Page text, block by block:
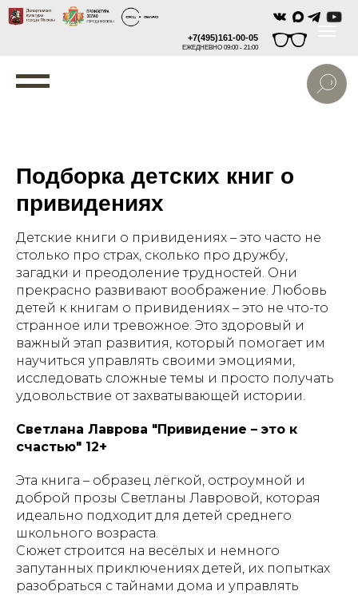
+7(495)161-00-05
ЕЖЕДНЕВНО 09:00 - 21:00
Подборка детских книг о
привидениях
Детские книги о привидениях – это часто не
столько про страх, сколько про дружбу,
загадки и преодоление трудностей. Они
прекрасно развивают воображение. Любовь
детей к книгам о привидениях – это не что-то
странное или тревожное. Это здоровый и
важный этап развития, который помогает им
научиться управлять своими эмоциями,
исследовать сложные темы и просто получать
удовольствие от захватывающей истории.
Светлана Лаврова "Привидение – это к
счастью" 12+
Эта книга – образец лёгкой, остроумной и
доброй прозы Светланы Лавровой, которая
идеально подходит для детей среднего
школьного возраста.
Сюжет строится на весёлых и немного
запутанных приключениях детей, их попытках
разобраться с тайнами дома и управлять